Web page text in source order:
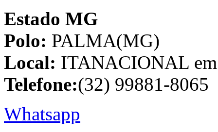
Estado MG
Polo: PALMA(MG)
Local: ITANACIONAL
Telefone:(32) 99881-8065
Whatsapp